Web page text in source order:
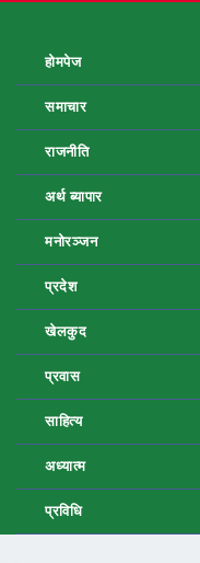
होमपेज
समाचार
राजनीति
अर्थ ब्यापार
मनोरञ्जन
प्रदेश
खेलकुद
प्रवास
साहित्य
अध्यात्म
प्रविधि